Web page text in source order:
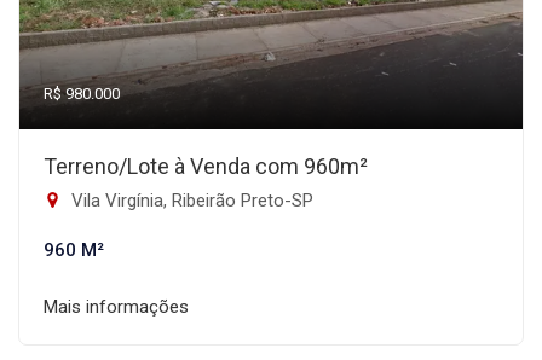
R$ 980.000
Terreno/Lote à Venda com 960m²
Vila Virgínia, Ribeirão Preto-SP
960 M²
Mais informações